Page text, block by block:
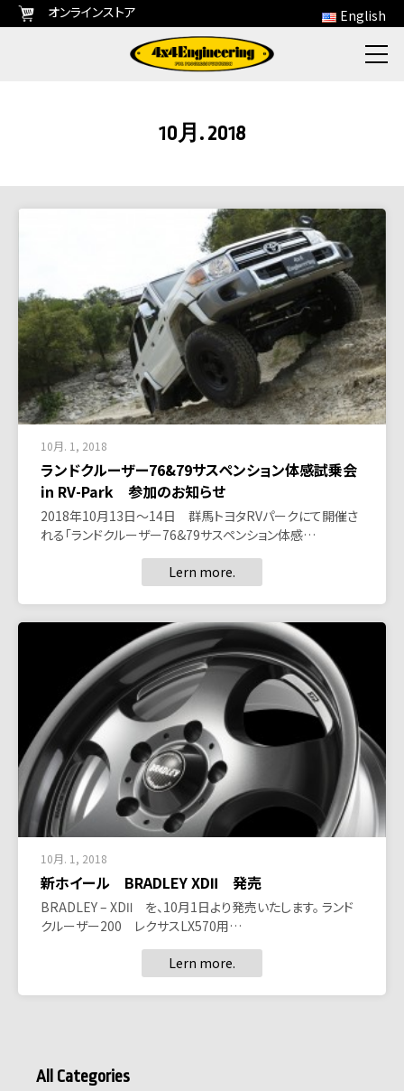
オンラインストア English
10月. 2018
10月. 1, 2018
ランドクルーザー76&79サスペンション体感試乗会
in RV-Park 参加のお知らせ
2018年10月13日～14日 群馬トヨタRVパークにて開催さ
れる「ランドクルーザー76&79サスペンション体感…
Lern more.
10月. 1, 2018
新ホイール BRADLEY XDⅡ 発売
BRADLEY – XDⅡ を、10月1日より発売いたします。 ランド
クルーザー200 レクサスLX570用…
Lern more.
All Categories